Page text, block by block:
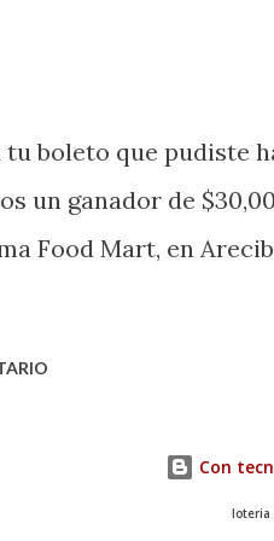
que
tu boleto que pudiste
un ganador de
Food Mart, en
Con
loteria